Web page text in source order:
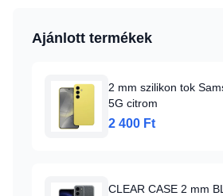
Ajánlott termékek
2 mm szilikon tok
5G citrom
2 400 Ft
CLEAR CASE 2 mm